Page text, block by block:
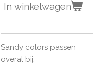
In winkelwagen
Sandy colors passen
overal bij.